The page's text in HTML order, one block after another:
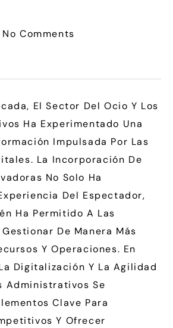
No Comments
El Sector Del Ocio Y Los
Ha Experimentado Una
Impulsada Por Las
La Incorporación De
No Solo Ha
Del Espectador,
Ha Permitido A Las
De Manera Más
Y Operaciones. En
Digitalización Y La Agilidad
Administrativos Se
Clave Para
Y Ofrecer